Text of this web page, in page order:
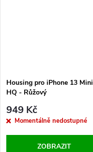
Housing pro iPhone 13 Mini
HQ - Růžový
949 Kč
Momentálně nedostupné
ZOBRAZIT